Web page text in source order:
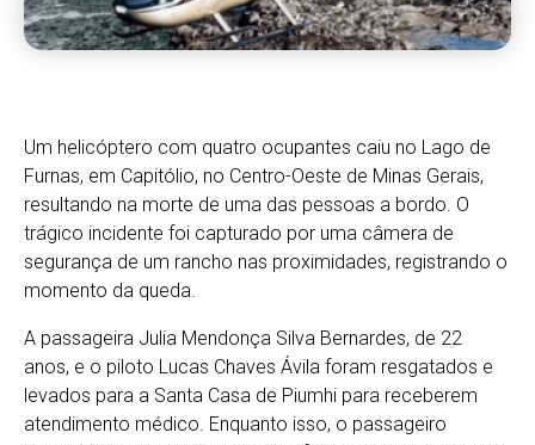
Um helicóptero com quatro ocupantes caiu no Lago de
Furnas, em Capitólio, no Centro-Oeste de Minas Gerais,
resultando na morte de uma das pessoas a bordo. O
trágico incidente foi capturado por uma câmera de
segurança de um rancho nas proximidades, registrando o
momento da queda.
A passageira Julia Mendonça Silva Bernardes, de 22
anos, e o piloto Lucas Chaves Ávila foram resgatados e
levados para a Santa Casa de Piumhi para receberem
atendimento médico. Enquanto isso, o passageiro